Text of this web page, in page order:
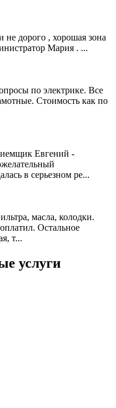
дорого , хорошая зона
Мария . ...
по электрике. Все
Стоимость как по
Евгений -
в серьезном ре...
масла, колодки.
Остальное
т...
услуги